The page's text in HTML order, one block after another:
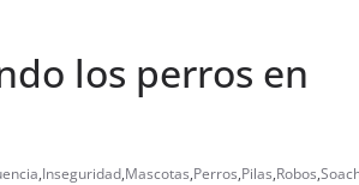
los perros en
,Inseguridad,Mascotas,Perros,Pilas,Robos,